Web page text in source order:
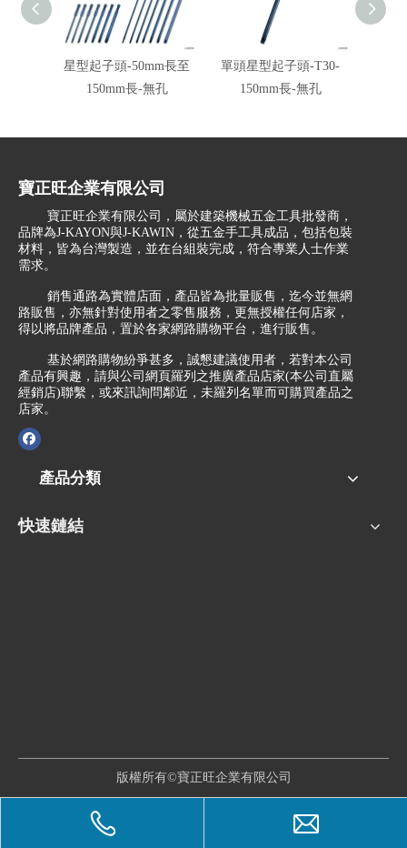
星型起子頭-50mm長至
150mm長-無孔
單頭星型起子頭-T30-
150mm長-無孔
寶正旺企業有限公司
寶正旺企業有限公司，屬於建築機械五金工具批發商，
品牌為J-KAYON與J-KAWIN，從五金手工具成品，包括包裝
材料，皆為台灣製造，並在台組裝完成，符合專業人士作業
需求。
銷售通路為實體店面，產品皆為批量販售，迄今並無網
路販售，亦無針對使用者之零售服務，更無授權任何店家，
得以將品牌產品，置於各家網路購物平台，進行販售。
基於網路購物紛爭甚多，誠懇建議使用者，若對本公司
產品有興趣，請與公司網頁羅列之推廣產品店家(本公司直屬
經銷店)聯繫，或來訊詢問鄰近，未羅列名單而可購買產品之
店家。
產品分類
快速鏈結
版權所有©寶正旺企業有限公司